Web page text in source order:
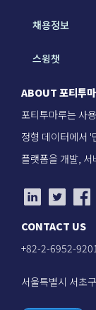
채용정보
스윙챗
ABOUT 포티투
포티투마루는 사
정형 데이터에서
플랫폼을 개발, 서
CONTACT US
+82-2-6952-
서울특별시 서초